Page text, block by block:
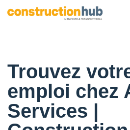
Trouvez
emploi chez
Services |